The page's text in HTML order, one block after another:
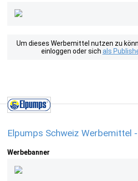
Um dieses Werbemittel nutzen zu
einloggen oder sich als
Elpumps Schweiz Werbemittel
Werbebanner